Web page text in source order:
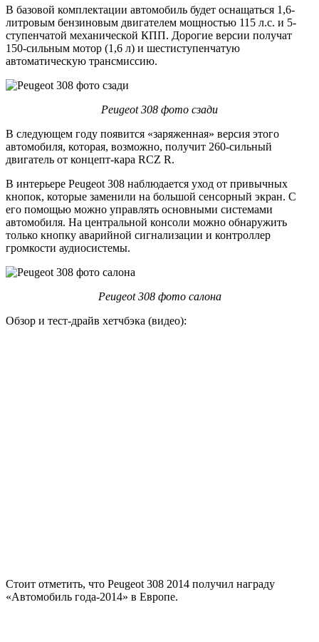
В базовой комплектации автомобиль будет оснащаться 1,6-
литровым бензиновым двигателем мощностью 115 л.с. и 5-
ступенчатой механической КПП. Дорогие версии получат
150-сильным мотор (1,6 л) и шестиступенчатую
автоматическую трансмиссию.
Peugeot 308 фото сзади
В следующем году появится «заряженная» версия этого
автомобиля, которая, возможно, получит 260-сильный
двигатель от концепт-кара RCZ R.
В интерьере Peugeot 308 наблюдается уход от привычных
кнопок, которые заменили на большой сенсорный экран. С
его помощью можно управлять основными системами
автомобиля. На центральной консоли можно обнаружить
только кнопку аварийной сигнализации и контроллер
громкости аудиосистемы.
Peugeot 308 фото салона
Обзор и тест-драйв хетчбэка (видео):
Стоит отметить, что Peugeot 308 2014 получил награду
«Автомобиль года-2014» в Европе.